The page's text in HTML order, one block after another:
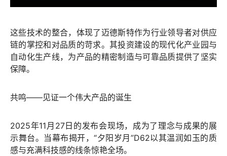
这些技术的整合，体现了迈德斯特作为行业领导者对供应
链的掌控和对品质的苛求。其投资建设的现代化产业园与
自动化生产线，为产品的精密制造与可靠品质提供了坚实
保障。
共鸣——见证一个伟大产品的诞生
2025年11月27日的发布会现场，成为了理念与成果的展
示舞台。当幕布揭开，“夕阳岁月”D62以其温润如玉的质
感与充满科技感的线条惊艳全场。